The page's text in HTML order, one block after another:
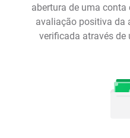
abertura de uma
avaliação positiva da
verificada através de